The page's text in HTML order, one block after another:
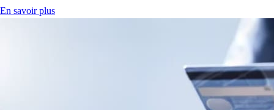
En savoir plus